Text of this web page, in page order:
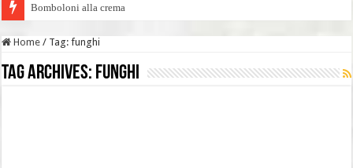
Bomboloni alla crema
Home / Tag:funghi
Tag Archives: funghi